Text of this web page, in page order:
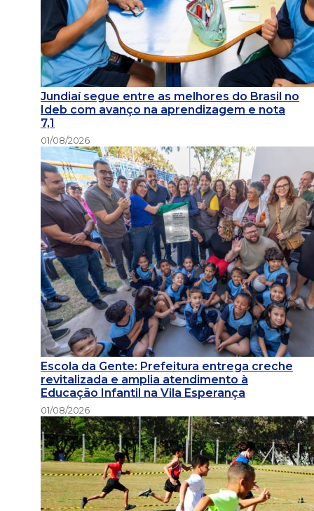
Jundiaí segue entre as melhores do Brasil no
Ideb com avanço na aprendizagem e nota
7,1
01/08/2026
Escola da Gente: Prefeitura entrega creche
revitalizada e amplia atendimento à
Educação Infantil na Vila Esperança
01/08/2026